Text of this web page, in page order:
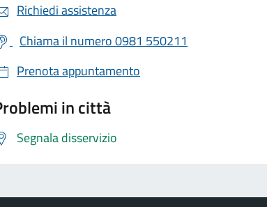
Richiedi assistenza
Chiama il numero 0981 550211
Prenota appuntamento
in città
Segnala disservizio